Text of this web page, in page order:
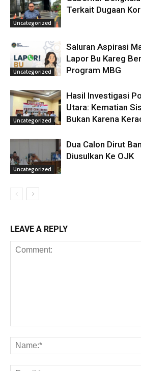
Uncategorized
Terkait Dugaan
Uncategorized
Saluran Aspirasi
Lapor Bu Kareg
Program MBG
Uncategorized
Hasil Investigasi
Utara: Kematian
Bukan Karena
Uncategorized
Dua Calon Dirut
Diusulkan Ke OJK
LEAVE A REPLY